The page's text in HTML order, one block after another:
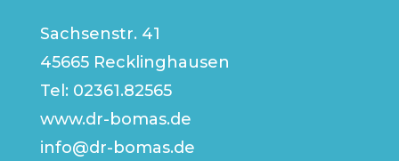
Sachsenstr. 41
45665 Recklinghausen
Tel: 02361.82565
www.dr-bomas.de
info@dr-bomas.de